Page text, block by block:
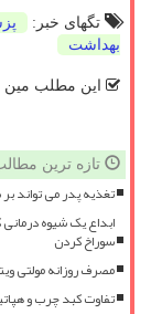
تگهای خبر:
بهداشت
این مطلب مین
تازه ترین
تغذیه پدر می تواند بر
ابداع یک شیوه
سوراخ کردن
مصرف روزانه مولتی
تفاوت کبد چرب و